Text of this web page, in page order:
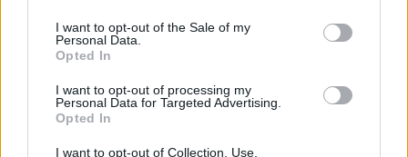
I want to opt-out of the Sale of my
Personal Data.
Opted In
I want to opt-out of processing my
Personal Data for Targeted Advertising.
Opted In
I want to opt-out of Collection, Use,